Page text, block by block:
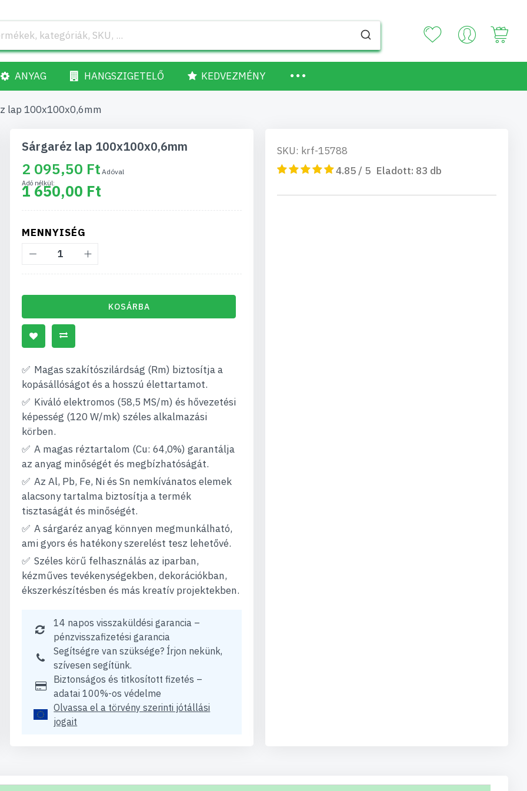
ANYAG HANGSZIGETELŐ KEDVEZMÉNY
lap 100x100x0,6mm
Sárgaréz lap 100x100x0,6mm
2 095,50 Ft
1 650,00 Ft
MENNYISÉG
KOSÁRBA
Magas szakítószilárdság (Rm) biztosítja a
kopásállóságot és a hosszú élettartamot.
Kiváló elektromos (58,5 MS/m) és hővezetési
képesség (120 W/mk) széles alkalmazási
körben.
A magas réztartalom (Cu: 64,0%) garantálja
az anyag minőségét és megbízhatóságát.
Az Al, Pb, Fe, Ni és Sn nemkívánatos elemek
alacsony tartalma biztosítja a termék
tisztaságát és minőségét.
A sárgaréz anyag könnyen megmunkálható,
ami gyors és hatékony szerelést tesz lehetővé.
Széles körű felhasználás az iparban,
kézműves tevékenységekben, dekorációkban,
ékszerkészítésben és más kreatív projektekben.
14 napos visszaküldési garancia –
pénzvisszafizetési garancia
Segítségre van szüksége? Írjon nekünk,
szívesen segítünk.
Biztonságos és titkosított fizetés –
adatai 100%-os védelme
Olvassa el a törvény szerinti jótállási
jogait
SKU: krf-15788
4.85 / 5 Eladott: 83 db